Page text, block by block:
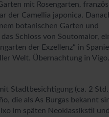
mit Rosengarten,
der Camellia japonica.
botanischen Garten und
Schloss von Soutomaior,
der Exzellenz“ in
Welt. Übernachtung in Vigo.
Stadtbesichtigung (ca. 2
die als As Burgas bekannt
im späten Neoklassikstil